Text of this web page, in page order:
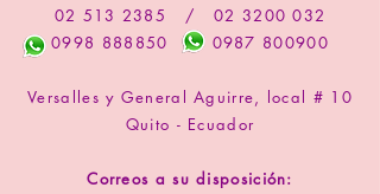
02 513 2385
/02 3200 032
0998 888850
0987 800900
Versalles y General Aguirre, local # 10
Quito - Ecuador
Correos a su disposición: